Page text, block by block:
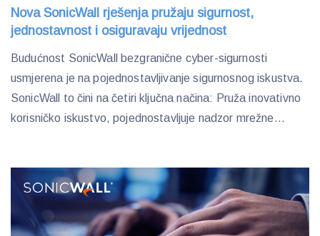
Nova SonicWall rješenja pružaju sigurnost,
jednostavnost i osiguravaju vrijednost
Budućnost SonicWall bezgranične cyber-sigurnosti
usmjerena je na pojednostavljivanje sigurnosnog iskustva.
SonicWall to čini na četiri ključna načina: Pruža inovativno
korisničko iskustvo, pojednostavljuje nadzor mrežne...